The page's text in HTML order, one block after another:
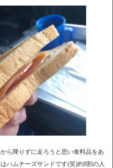
ら降りずに走ろうと思い食料品をあ
ムチーズサンドです(笑)約8割の人